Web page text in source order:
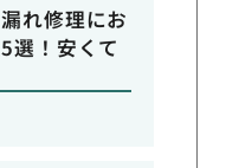
れ修理にお
選！安くて